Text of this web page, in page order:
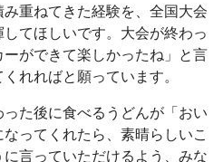
重ねてきた経験を、全国大会
てほしいです。大会が終わっ
ができて楽しかったね」と言
れればと願っています。
た後に食べるうどんが「おい
ってくれたら、素晴らしいこ
言っていただけるよう、みな